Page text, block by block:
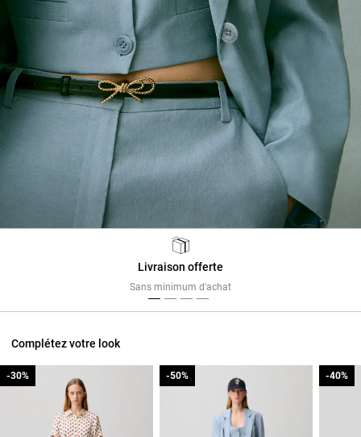
Livraison offerte
Sans minimum d'achat
Complétez votre look
-30%
-30% -50%
-50% -40%
-40%